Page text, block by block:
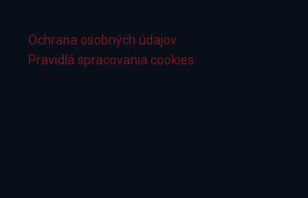
Ochrana osobných údajov
Pravidlá spracovania cookies